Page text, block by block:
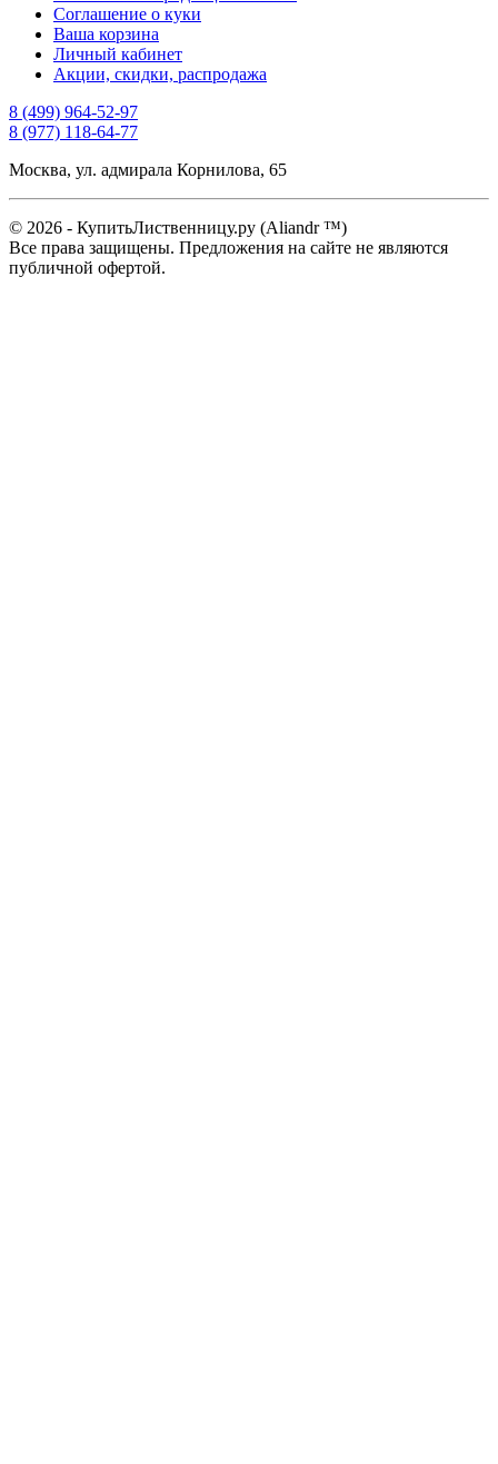
Соглашение о куки
Ваша корзина
Личный кабинет
Акции, скидки, распродажа
8 (499) 964-52-97
8 (977) 118-64-77
Москва, ул. адмирала Корнилова, 65
© 2026 - КупитьЛиственницу.ру (Aliandr ™)
Все права защищены. Предложения на сайте не являются
публичной офертой.